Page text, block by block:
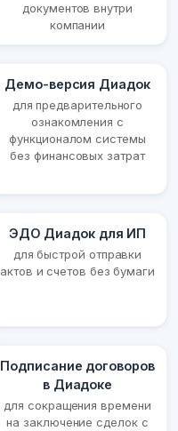
документов внутри
компании
Демо-версия Диадок
для предварительного
ознакомления с
функционалом системы
без финансовых затрат
ЭДО Диадок для ИП
для быстрой отправки
актов и счетов без бумаги
Подписание договоров
в Диадоке
для сокращения времени
на заключение сделок с